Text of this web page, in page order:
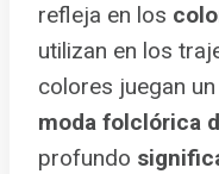
refleja en los
utilizan en los
colores juegan
moda folclórica
profundo